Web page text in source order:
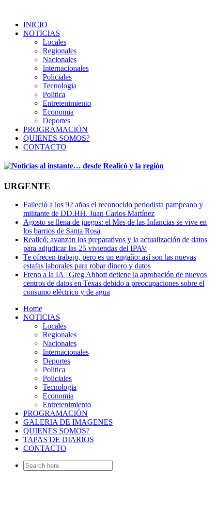
INICIO
NOTICIAS
Locales
Regionales
Nacionales
Internacionales
Policiales
Tecnologia
Politica
Entretenimiento
Economia
Deportes
PROGRAMACIÓN
QUIENES SOMOS?
CONTACTO
URGENTE
Falleció a los 92 años el reconocido periodista pampeano y
militante de DD.HH. Juan Carlos Martínez
Agosto se llena de juegos: el Mes de las Infancias se vive en
los barrios de Santa Rosa
Realicó: avanzan los preparativos y la actualización de datos
para adjudicar las 25 viviendas del IPAV
Te ofrecen trabajo, pero es un engaño: así son las nuevas
estafas laborales para robar dinero y datos
Freno a la IA | Greg Abbott detiene la aprobación de nuevos
centros de datos en Texas debido a preocupaciones sobre el
consumo eléctrico y de agua
Home
NOTICIAS
Locales
Regionales
Nacionales
Internacionales
Deportes
Politica
Policiales
Tecnologia
Economia
Entretenimiento
PROGRAMACIÓN
GALERIA DE IMAGENES
QUIENES SOMOS?
TAPAS DE DIARIOS
CONTACTO
Search
for: